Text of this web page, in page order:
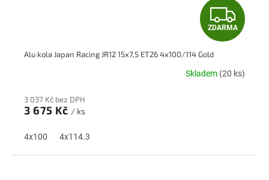
Z
D
A
ZDARMA
Alu kola Japan Racing JR12 15x7,5 ET26 4x100/114 Gold
Skladem (20 ks)
3 037 Kč bez DPH
3 675 Kč / ks
4x100 4x114.3